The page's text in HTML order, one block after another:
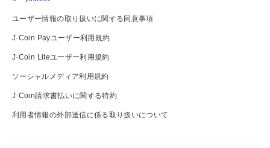
ユーザー情報の取り扱いに関する同意事項
J-Coin Payユーザー利用規約
J-Coin Liteユーザー利用規約
ソーシャルメディア利用規約
J-Coin請求書払いに関する特約
利用者情報の外部送信に係る取り扱いについて